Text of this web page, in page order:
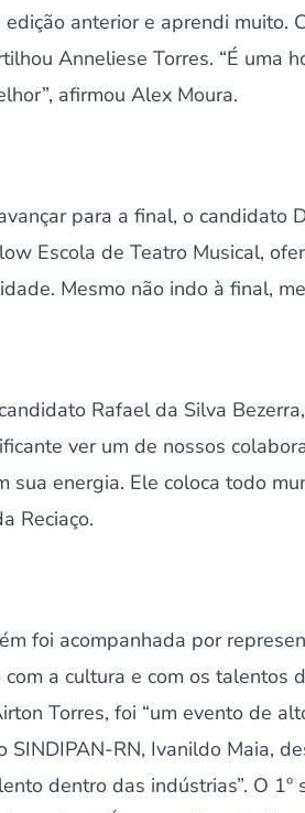
edição anterior e aprendi
Anneliese Torres. “É
afirmou Alex Moura.
para a final, o candidato
Escola de Teatro Musical,
Mesmo não indo à final,
Rafael da Silva
ver um de nossos
sua energia. Ele coloca todo
Reciaço.
foi acompanhada por
com a cultura e com os talentos
Torres, foi “um evento de
SINDIPAN-RN, Ivanildo Maia,
dentro das indústrias”. O